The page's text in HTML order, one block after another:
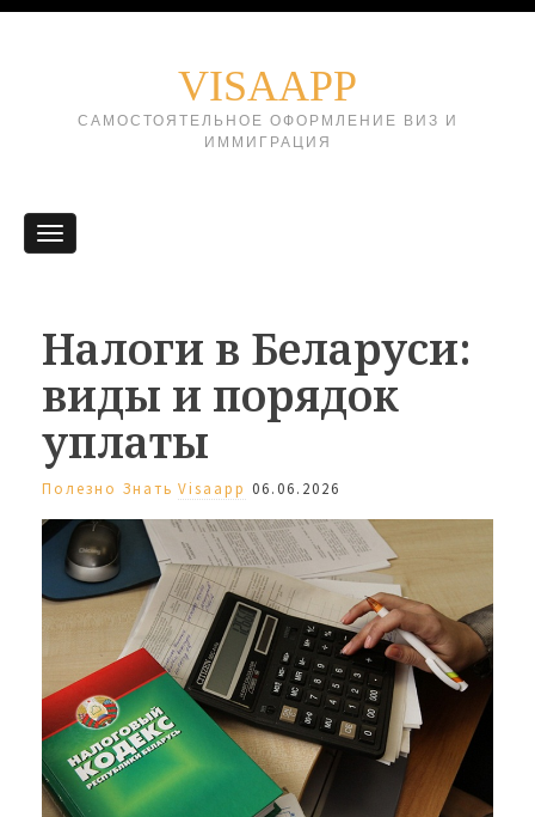
VISAAPP
САМОСТОЯТЕЛЬНОЕ ОФОРМЛЕНИЕ ВИЗ И
ИММИГРАЦИЯ
Налоги в Беларуси:
виды и порядок
уплаты
Полезно Знать Visaapp 06.06.2026